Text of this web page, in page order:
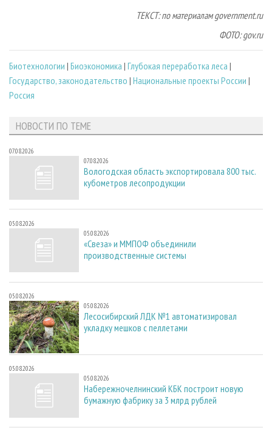
ТЕКСТ: по материалам government.ru
ФОТО: gov.ru
Биотехнологии | Биоэкономика | Глубокая переработка леса |
Государство, законодательство | Национальные проекты России |
Россия
НОВОСТИ ПО ТЕМЕ
07.08.2026
07.08.2026
Вологодская область экспортировала 800 тыс.
кубометров лесопродукции
05.08.2026
05.08.2026
«Свеза» и ММПОФ объединили
производственные системы
05.08.2026
05.08.2026
Лесосибирский ЛДК №1 автоматизировал
укладку мешков с пеллетами
05.08.2026
05.08.2026
Набережночелнинский КБК построит новую
бумажную фабрику за 3 млрд рублей